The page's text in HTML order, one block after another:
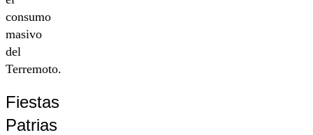
consumo
masivo
del
Terremoto.
Fiestas
Patrias